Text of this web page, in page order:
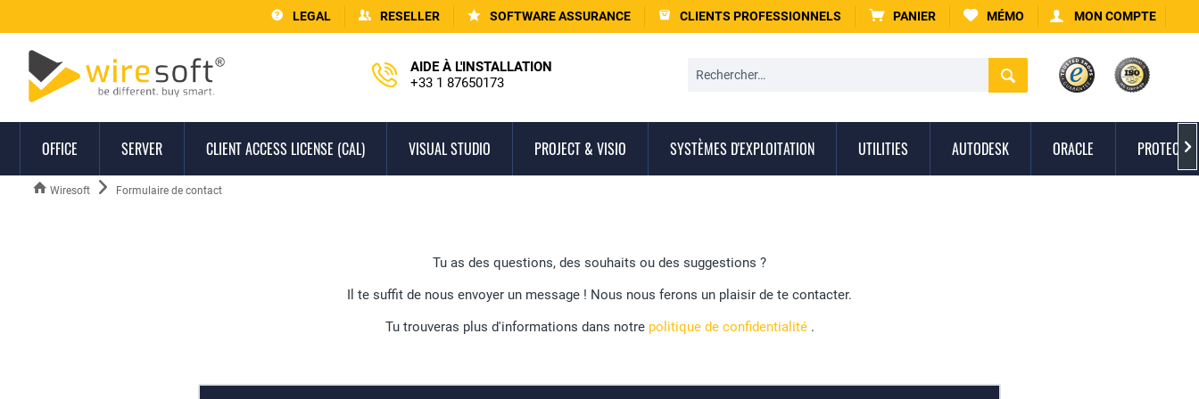
LEGAL RESELLER SOFTWARE ASSURANCE CLIENTS PROFESSIONNELS PANIER MÉMO MON COMPTE
AIDE À L'INSTALLATION
+33 1 87650173
OFFICE SERVER CLIENT ACCESS LICENSE (CAL) VISUAL STUDIO PROJECT & VISIO SYSTÈMES D'EXPLOITATION UTILITIES AUTODESK ORACLE 
Wiresoft Formulaire de contact
Tu as des questions, des souhaits ou des suggestions ?
Il te suffit de nous envoyer un message ! Nous nous ferons un plaisir de te contacter.
Tu trouveras plus d'informations dans notre politique de confidentialité.